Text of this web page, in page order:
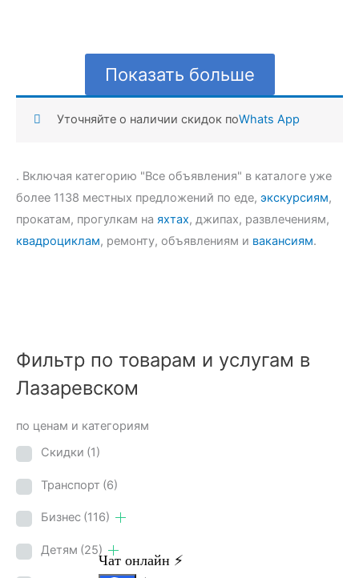
Фильтр по товарам и услугам в
Лазаревском
по ценам и категориям
Скидки (1)
Транспорт (6)
Бизнес (116)
Детям (25)
Показать больше
Уточняйте о наличии скидок поWhats App
. Включая категорию "Все объявления" в каталоге уже
более 1138 местных предложений по еде, экскурсиям,
прокатам, прогулкам на яхтах, джипах, развлечениям,
квадроциклам, ремонту, объявлениям и вакансиям.